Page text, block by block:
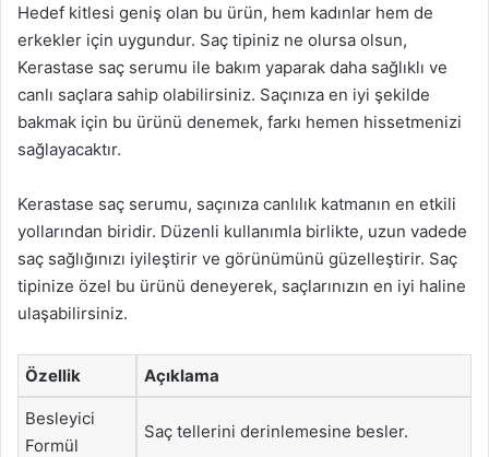
Hedef kitlesi geniş olan bu ürün, hem kadınlar hem de
erkekler için uygundur. Saç tipiniz ne olursa olsun,
Kerastase saç serumu ile bakım yaparak daha sağlıklı ve
canlı saçlara sahip olabilirsiniz. Saçınıza en iyi şekilde
bakmak için bu ürünü denemek, farkı hemen hissetmenizi
sağlayacaktır.
Kerastase saç serumu, saçınıza canlılık katmanın en etkili
yollarından biridir. Düzenli kullanımla birlikte, uzun vadede
saç sağlığınızı iyileştirir ve görünümünü güzelleştirir. Saç
tipinize özel bu ürünü deneyerek, saçlarınızın en iyi haline
ulaşabilirsiniz.
Özellik Açıklama
Besleyici
Formül
Saç tellerini derinlemesine besler.